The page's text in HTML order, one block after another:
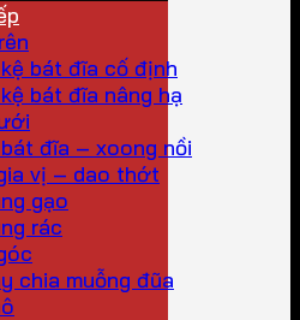
kệ bát đĩa cố định
bát đĩa nâng hạ
bát đĩa – xoong nồi
vị – dao thớt
gạo
rác
chia muỗng đũa